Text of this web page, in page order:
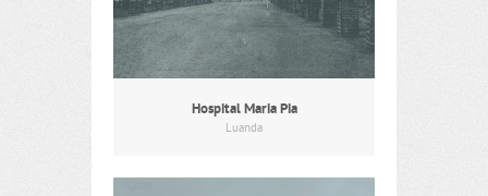
Hospital Maria Pia
Luanda